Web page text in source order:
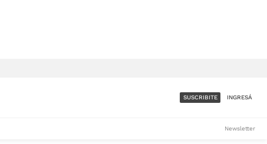
SUSCRIBITE INGRESÁ
Newsletter